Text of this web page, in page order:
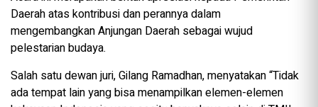
Daerah atas kontribusi dan perannya dalam
mengembangkan Anjungan Daerah sebagai wujud
pelestarian budaya.
Salah satu dewan juri, Gilang Ramadhan, menyatakan “Tidak
ada tempat lain yang bisa menampilkan elemen-elemen